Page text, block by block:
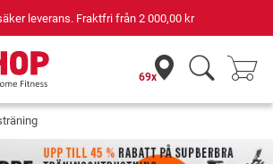
leverans. Fraktfri från 2 000,00 kr
69x